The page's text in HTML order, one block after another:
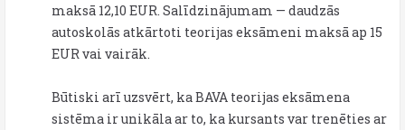
maksā 12,10 EUR. Salīdzinājumam — daudzās
autoskolās atkārtoti teorijas eksāmeni maksā ap 15
EUR vai vairāk.
Būtiski arī uzsvērt, ka BAVA teorijas eksāmena
sistēma ir unikāla ar to, ka kursants var trenēties ar